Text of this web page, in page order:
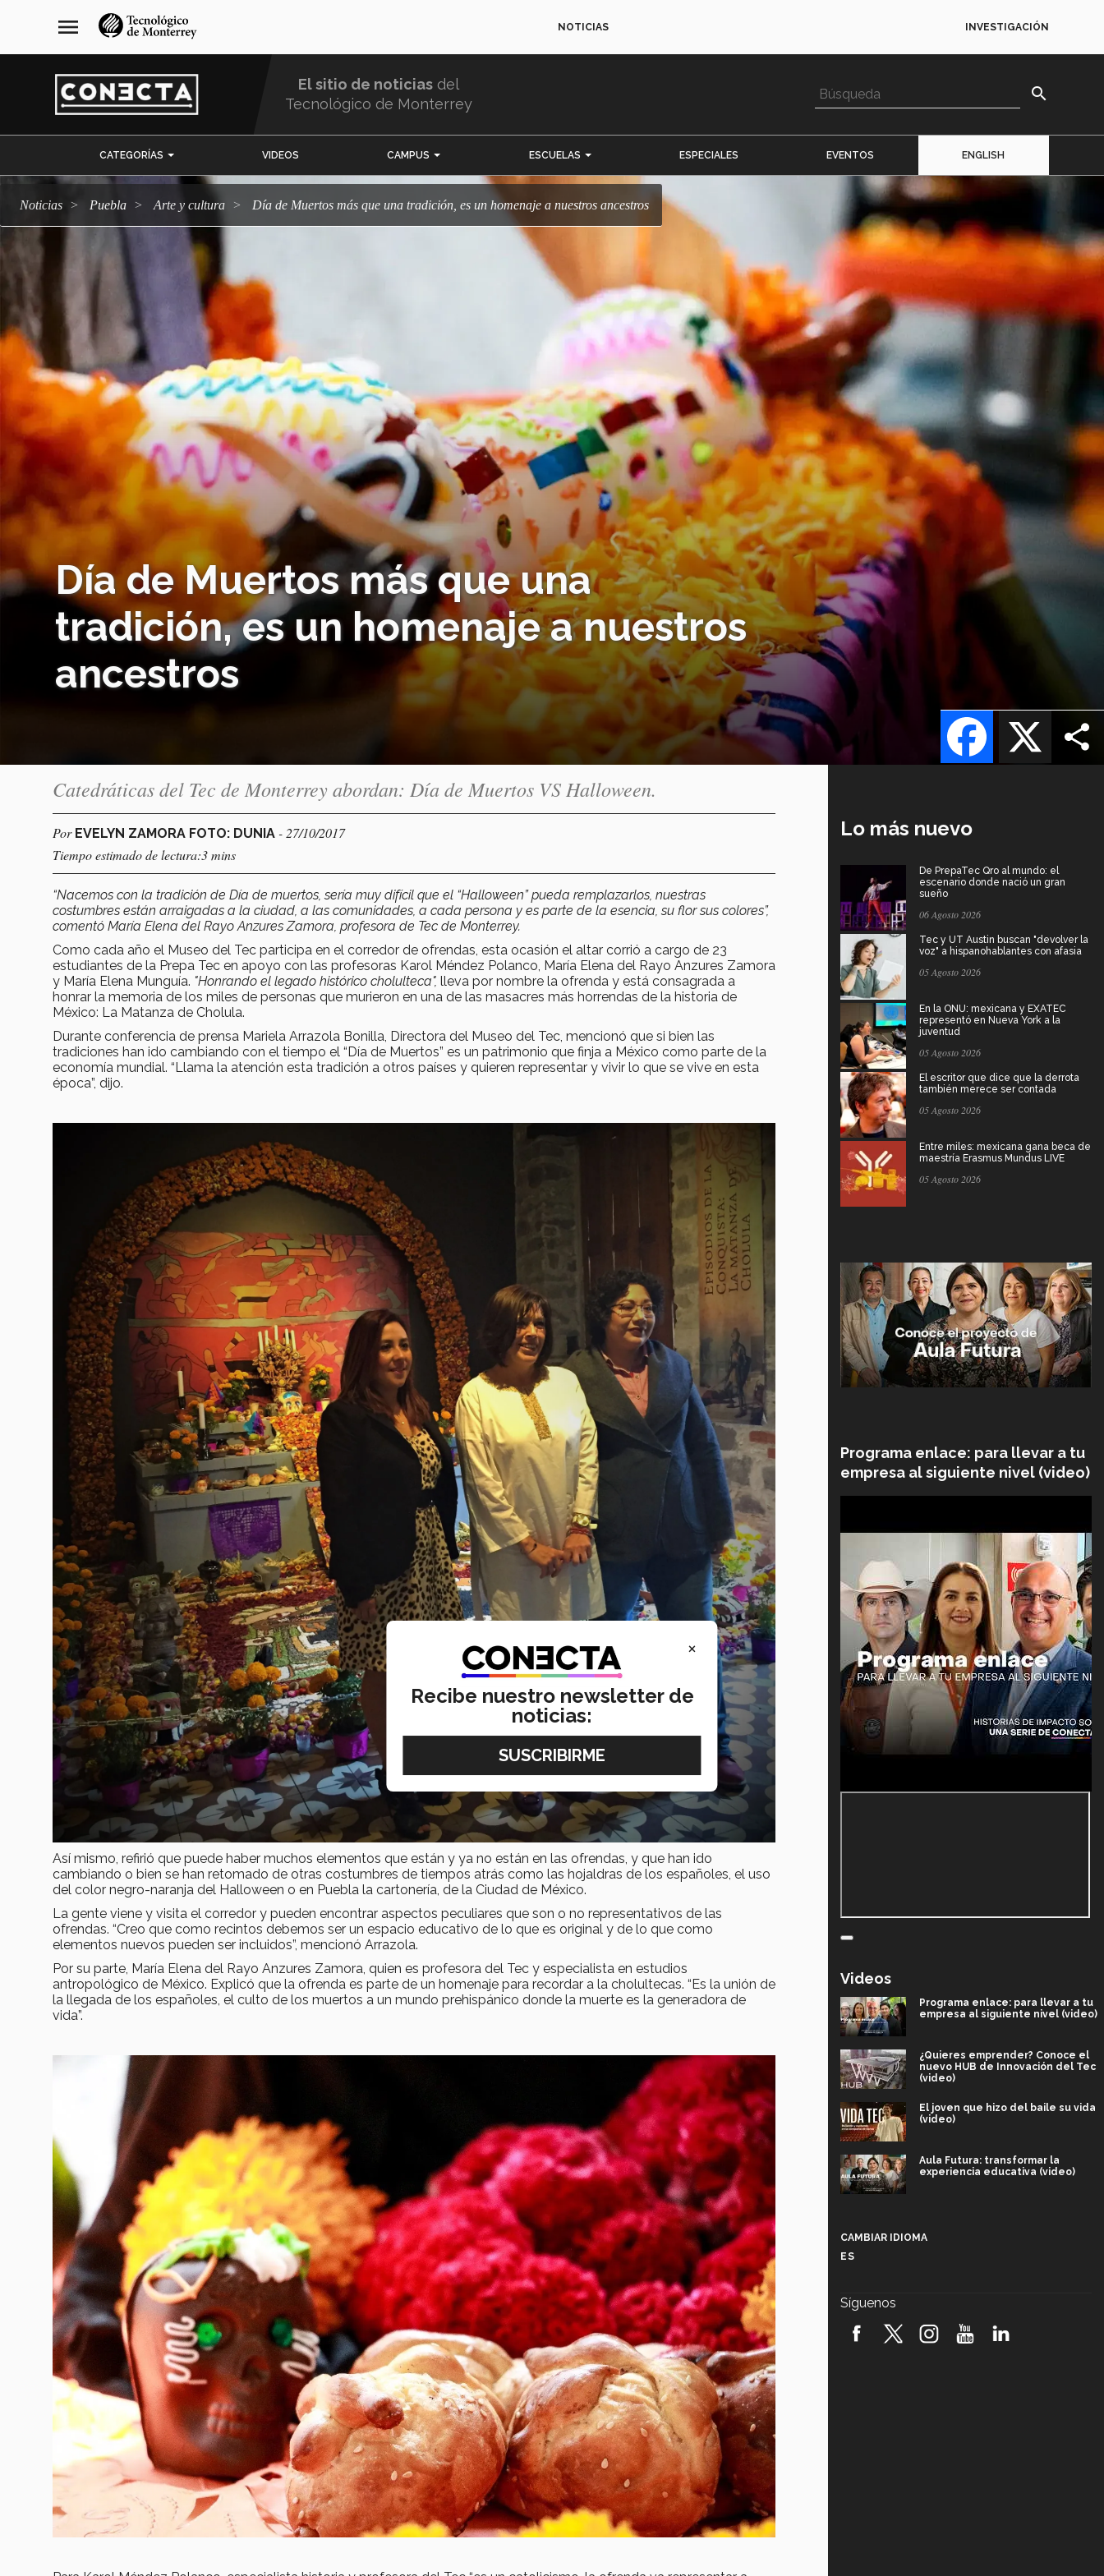
navegación
principal
menu NOTICIAS INVESTIGACIÓN
El sitio de noticias del
Tecnológico de Monterrey
search
CATEGORÍAS VIDEOS CAMPUS ESCUELAS ESPECIALES EVENTOS ENGLISH
Noticias Puebla arte y cultura Día de Muertos más que una tradición, es un homenaje a nuestros ancestros
Día de Muertos más que una
tradición, es un homenaje a nuestros
ancestros
X
Facebook
Catedráticas del Tec de Monterrey abordan: Día de Muertos VS Halloween.
Por EVELYN ZAMORA FOTO: DUNIA - 27/10/2017
Tiempo estimado de lectura:3 mins
“Nacemos con la tradición de Día de muertos, sería muy difícil que el “Halloween” pueda remplazarlos, nuestras
costumbres están arraigadas a la ciudad, a las comunidades, a cada persona y es parte de la esencia, su flor sus colores”,
comentó María Elena del Rayo Anzures Zamora, profesora de Tec de Monterrey.
Como cada año el Museo del Tec participa en el corredor de ofrendas, esta ocasión el altar corrió a cargo de 23
estudiantes de la Prepa Tec en apoyo con las profesoras Karol Méndez Polanco, María Elena del Rayo Anzures Zamora
y María Elena Munguía. "Honrando el legado histórico cholulteca", lleva por nombre la ofrenda y está consagrada a
honrar la memoria de los miles de personas que murieron en una de las masacres más horrendas de la historia de
México: La Matanza de Cholula.
Durante conferencia de prensa Mariela Arrazola Bonilla, Directora del Museo del Tec, mencionó que si bien las
tradiciones han ido cambiando con el tiempo el “Día de Muertos” es un patrimonio que finja a México como parte de la
economía mundial. “Llama la atención esta tradición a otros países y quieren representar y vivir lo que se vive en esta
época”, dijo.
Así mismo, refirió que puede haber muchos elementos que están y ya no están en las ofrendas, y que han ido
cambiando o bien se han retomado de otras costumbres de tiempos atrás como las hojaldras de los españoles, el uso
del color negro-naranja del Halloween o en Puebla la cartonería, de la Ciudad de México.
La gente viene y visita el corredor y pueden encontrar aspectos peculiares que son o no representativos de las
ofrendas. “Creo que como recintos debemos ser un espacio educativo de lo que es original y de lo que como
elementos nuevos pueden ser incluidos”, mencionó Arrazola.
Por su parte, María Elena del Rayo Anzures Zamora, quien es profesora del Tec y especialista en estudios
antropológico de México. Explicó que la ofrenda es parte de un homenaje para recordar a la cholultecas. “Es la unión de
la llegada de los españoles, el culto de los muertos a un mundo prehispánico donde la muerte es la generadora de
vida”.
Lo más nuevo
De PrepaTec Qro al mundo: el
escenario donde nació un gran
sueño
06 Agosto 2026
Tec y UT Austin buscan "devolver la
voz" a hispanohablantes con afasia
05 Agosto 2026
En la ONU: mexicana y EXATEC
representó en Nueva York a la
juventud
05 Agosto 2026
El escritor que dice que la derrota
también merece ser contada
05 Agosto 2026
Entre miles: mexicana gana beca de
maestría Erasmus Mundus LIVE
05 Agosto 2026
Programa enlace: para llevar a tu
empresa al siguiente nivel (video)
Videos
Programa enlace: para llevar a tu
empresa al siguiente nivel (video)
¿Quieres emprender? Conoce el
nuevo HUB de Innovación del Tec
(video)
El joven que hizo del baile su vida
(video)
Aula Futura: transformar la
experiencia educativa (video)
robótica FIRST 2026! (video)
CAMBIAR IDIOMA
ES
Síguenos
×
Recibe nuestro newsletter de
noticias: